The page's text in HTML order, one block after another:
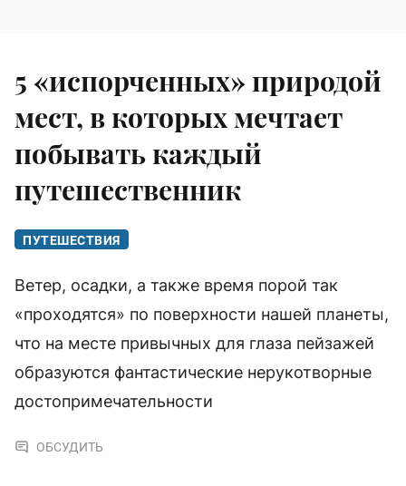
5 «испорченных» природой
мест, в которых мечтает
побывать каждый
путешественник
ПУТЕШЕСТВИЯ
Ветер, осадки, а также время порой так
«проходятся» по поверхности нашей планеты,
что на месте привычных для глаза пейзажей
образуются фантастические нерукотворные
достопримечательности
ОБСУДИТЬ